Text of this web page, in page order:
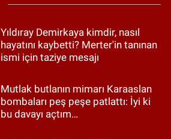
Yıldıray Demirkaya kimdir, nasıl
hayatını kaybetti? Merter'in tanınan
ismi için taziye mesajı
Mutlak butlanın mimarı Karaaslan
bombaları peş peşe patlattı: İyi ki
bu davayı açtım…